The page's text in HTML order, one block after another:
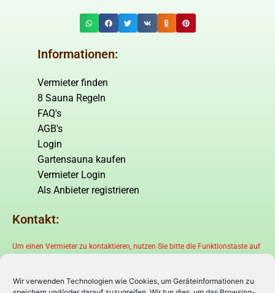
Wir verwenden Technologien wie Cookies, um Geräteinformationen zu
Informationen:
Vermieter finden
8 Sauna Regeln
FAQ's
AGB's
Login
Gartensauna kaufen
Vermieter Login
Als Anbieter registrieren
Kontakt:
Um einen Vermieter zu kontaktieren, nutzen Sie bitte die Funktionstaste auf